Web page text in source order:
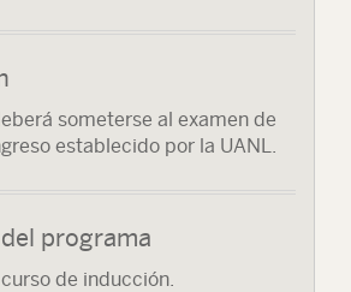
someterse al examen de
establecido por la UANL.
programa
de inducción.